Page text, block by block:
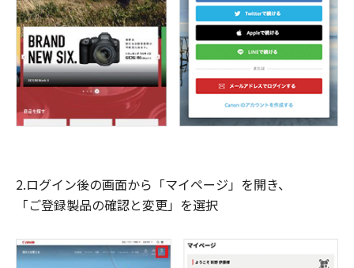
2.ログイン後の画面から「マイページ」を開き、
「ご登録製品の確認と変更」を選択